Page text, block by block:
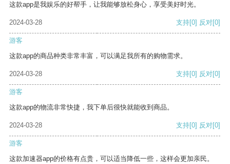
这款app是我娱乐的好帮手，让我能够放松身心，享受美好时光。
2024-03-28 支持[0] 反对[0]
游客
这款app的商品种类非常丰富，可以满足我所有的购物需求。
2024-03-28 支持[0] 反对[0]
游客
这款app的物流非常快捷，我下单后很快就能收到商品。
2024-03-28 支持[0] 反对[0]
游客
这款加速器app的价格有点贵，可以适当降低一些，这样会更加亲民。